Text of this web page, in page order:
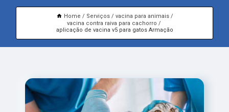
Home Serviços
vacina para animais
vacina contra raiva para cachorro
aplicação de vacina v5 para gatos Armação